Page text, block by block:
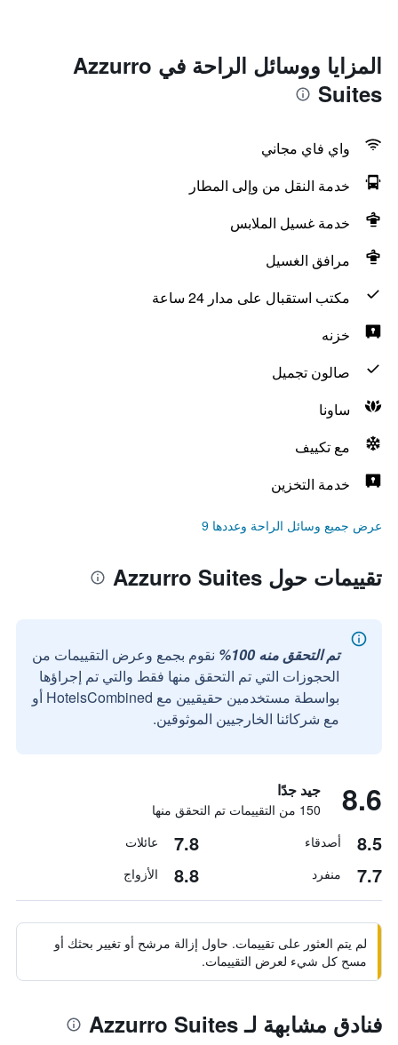
المزايا ووسائل الراحة في Azzurro
Suites
واي فاي مجاني
خدمة النقل من وإلى المطار
خدمة غسيل الملابس
مرافق الغسيل
مكتب استقبال على مدار 24 ساعة
خزنه
صالون تجميل
ساونا
مع تكييف
خدمة التخزين
عرض جميع وسائل الراحة وعددها 9
تقييمات حول Azzurro Suites
تم التحقق منه 100%
نقوم بجمع وعرض التقييمات من
الحجوزات التي تم التحقق منها فقط والتي تم إجراؤها
بواسطة مستخدمين حقيقيين مع HotelsCombined أو
مع شركائنا الخارجيين الموثوقين.
8.6 جيد جدًا
150 من التقييمات تم التحقق منها
8.5 أصدقاء 7.8 عائلات
7.7 منفرد 8.8 الأزواج
لم يتم العثور على تقييمات. حاول إزالة مرشح أو تغيير بحثك أو
مسح كل شيء لعرض التقييمات.
فنادق مشابهة لـ Azzurro Suites